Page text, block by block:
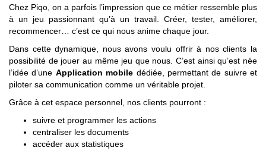
Chez Piqo, on a parfois l’impression que ce métier ressemble plus
à un jeu passionnant qu’à un travail. Créer, tester, améliorer,
recommencer… c’est ce qui nous anime chaque jour.
Dans cette dynamique, nous avons voulu offrir à nos clients la
possibilité de jouer au même jeu que nous. C’est ainsi qu’est née
l’idée d’une Application mobile dédiée, permettant de suivre et
piloter sa communication comme un véritable projet.
Grâce à cet espace personnel, nos clients pourront :
suivre et programmer les actions
centraliser les documents
accéder aux statistiques